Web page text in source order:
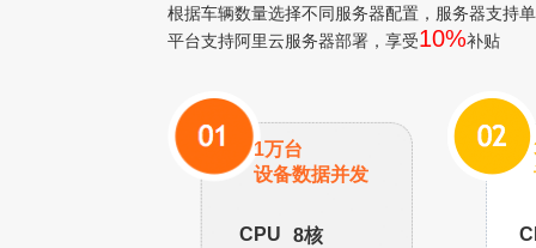
根据车辆数量选择不同服务器配置，服务器支持
平台支持阿里云服务器部署，享受10%补贴
1万台
设备数据并发
CPU
8核